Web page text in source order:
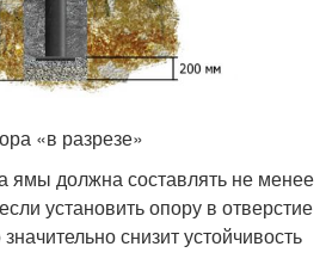
«в разрезе»
ямы должна составлять не менее
установить опору в отверстие
снизит устойчивость